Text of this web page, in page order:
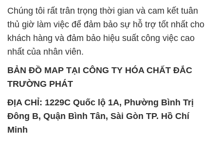
BẢN ĐỒ MAP TẠI CÔNG TY HÓA CHẤT ĐẮC
TRƯỜNG PHÁT
ĐỊA CHỈ: 1229C Quốc lộ 1A, Phường Bình Trị
Đông B, Quận Bình Tân, Sài Gòn TP. Hồ Chí
Minh